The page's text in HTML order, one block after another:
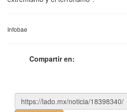
Infobae
Compartir en: